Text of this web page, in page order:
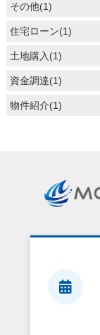
その他(1)
住宅ローン(1)
土地購入(1)
資金調達(1)
物件紹介(1)